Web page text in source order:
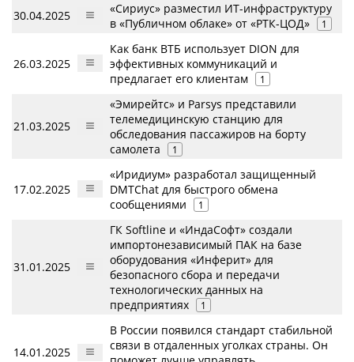
30.04.2025
«Сириус» разместил ИТ-инфраструктуру
в «Публичном облаке» от «РТК-ЦОД»
1
26.03.2025
Как банк ВТБ использует DION для
эффективных коммуникаций и
предлагает его клиентам
1
21.03.2025
«Эмирейтс» и Parsys представили
телемедицинскую станцию для
обследования пассажиров на борту
самолета
1
17.02.2025
«Иридиум» разработал защищенный
DMTChat для быстрого обмена
сообщениями
1
31.01.2025
ГК Softline и «ИндаСофт» создали
импортонезависимый ПАК на базе
оборудования «Инферит» для
безопасного сбора и передачи
технологических данных на
предприятиях
1
14.01.2025
В России появился стандарт стабильной
связи в отдаленных уголках страны. Он